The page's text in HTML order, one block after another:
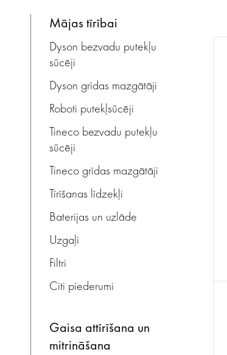
mājas tīrībai
Dyson bezvadu putekļu
sūcēji
Dyson grīdas mazgātāji
Roboti putekļsūcēji
Tineco bezvadu putekļu
sūcēji
Tineco grīdas mazgātāji
Tīrīšanas līdzekļi
Baterijas un uzlāde
Uzgaļi
Filtri
Citi piederumi
gaisa attīrīšana un
mitrināšana